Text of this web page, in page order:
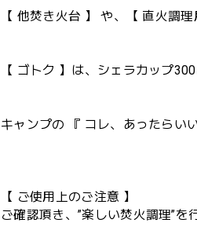
【 他焚き火台 】 や、【 直火調
【 ゴトク 】は、シェラカップ
キャンプの 『 コレ、あったらい
【 ご使用上のご注意 】
ご確認頂き、”楽しい焚火調理”